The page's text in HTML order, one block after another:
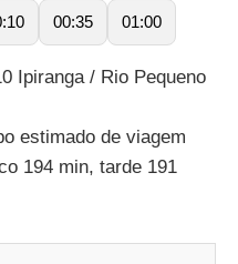
00:35 01:00
Ipiranga / Rio Pequeno
estimado de viagem
194 min, tarde 191